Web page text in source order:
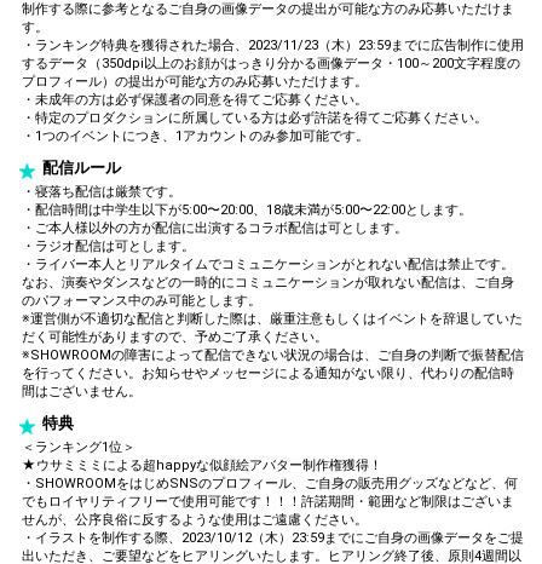
制作する際に参考となるご自身の画像データの提出が可能な方のみ応募いただけま
す。
・ランキング特典を獲得された場合、2023/11/23（木）23:59までに広告制作に使用
するデータ（350dpi以上のお顔がはっきり分かる画像データ・100～200文字程度の
プロフィール）の提出が可能な方のみ応募いただけます。
・未成年の方は必ず保護者の同意を得てご応募ください。
・特定のプロダクションに所属している方は必ず許諾を得てご応募ください。
・1つのイベントにつき、1アカウントのみ参加可能です。
配信ルール
・寝落ち配信は厳禁です。
・配信時間は中学生以下が5:00〜20:00、18歳未満が5:00〜22:00とします。
・ご本人様以外の方が配信に出演するコラボ配信は可とします。
・ラジオ配信は可とします。
・ライバー本人とリアルタイムでコミュニケーションがとれない配信は禁止です。
なお、演奏やダンスなどの一時的にコミュニケーションが取れない配信は、ご自身
のパフォーマンス中のみ可能とします。
※運営側が不適切な配信と判断した際は、厳重注意もしくはイベントを辞退していた
だく可能性がありますので、予めご了承ください。
※SHOWROOMの障害によって配信できない状況の場合は、ご自身の判断で振替配信
を行ってください。お知らせやメッセージによる通知がない限り、代わりの配信時
間はございません。
特典
＜ランキング1位＞
★ウサミミミによる超happyな似顔絵アバター制作権獲得！
・SHOWROOMをはじめSNSのプロフィール、ご自身の販売用グッズなどなど、何
でもロイヤリティフリーで使用可能です！！！許諾期間・範囲など制限はございま
せんが、公序良俗に反するような使用はご遠慮ください。
・イラストを制作する際、2023/10/12（木）23:59までにご自身の画像データをご提
出いただき、ご要望などをヒアリングいたします。ヒアリング終了後、原則4週間以